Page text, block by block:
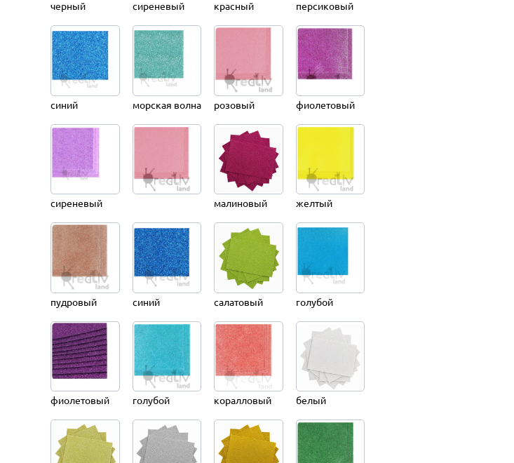
черный сиреневый красный персиковый
синий морская волна розовый фиолетовый
сиреневый малиновый желтый
пудровый синий салатовый голубой
фиолетовый голубой коралловый белый